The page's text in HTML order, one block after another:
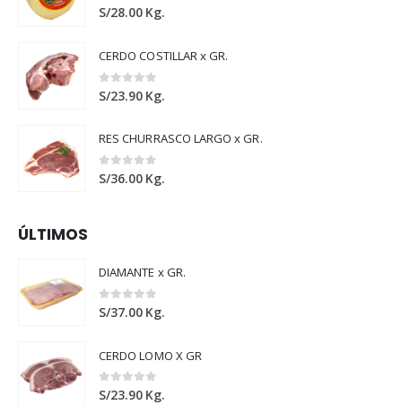
0out of 5
S/28.00 Kg.
CERDO COSTILLAR x GR.
0out of 5
S/23.90 Kg.
RES CHURRASCO LARGO x GR.
0out of 5
S/36.00 Kg.
ÚLTIMOS
DIAMANTE x GR.
0out of 5
S/37.00 Kg.
CERDO LOMO X GR
0out of 5
S/23.90 Kg.